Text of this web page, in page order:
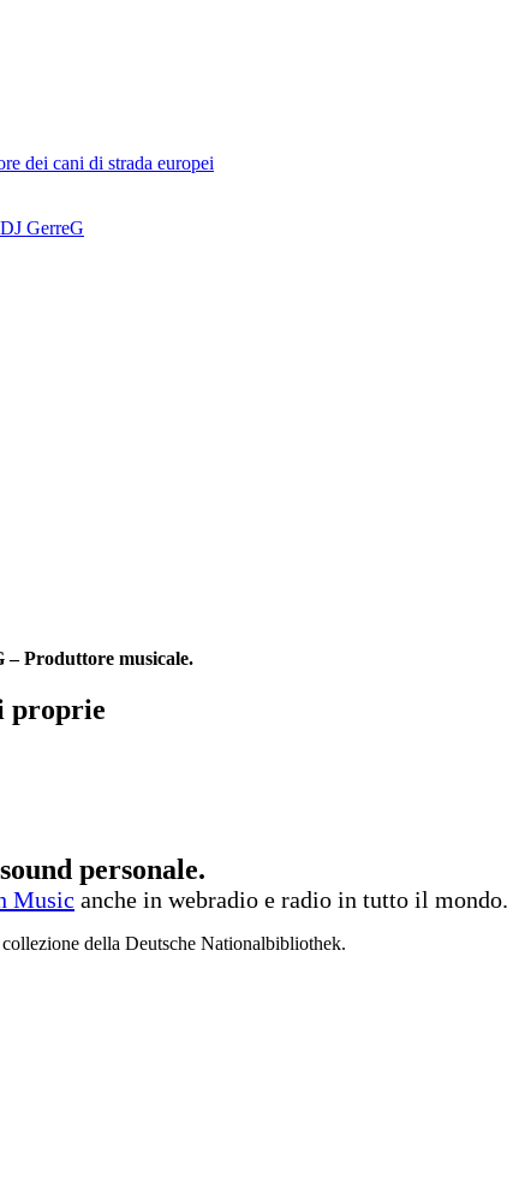
dei cani di strada europei
GerreG
– Produttore musicale.
proprie
personale.
Music anche in webradio e radio in tutto il mondo.
della Deutsche Nationalbibliothek.